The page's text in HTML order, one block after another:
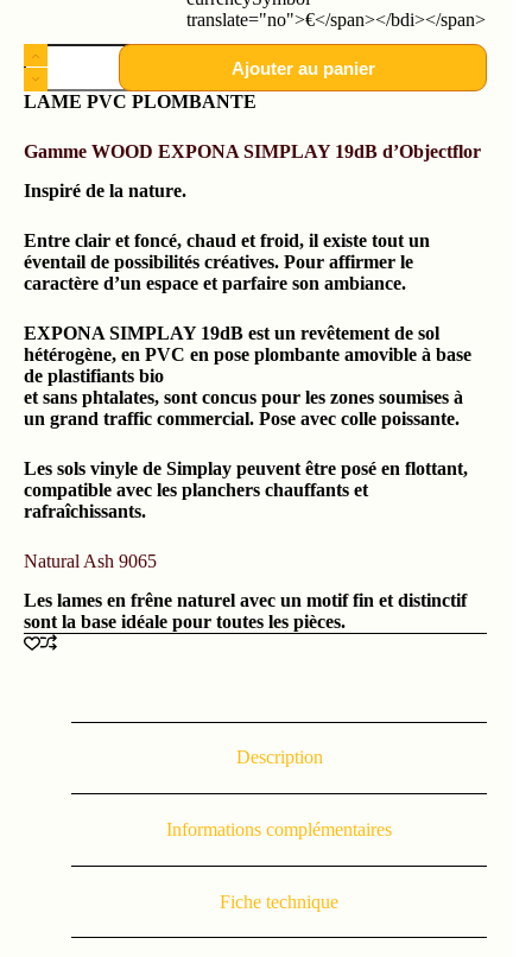
translate="no">€</span></bdi></span>
Ajouter au panier
LAME PVC PLOMBANTE
Gamme WOOD EXPONA SIMPLAY 19dB d’Objectflor
Inspiré de la nature.
Entre clair et foncé, chaud et froid, il existe tout un
éventail de possibilités créatives. Pour affirmer le
caractère d’un espace et parfaire son ambiance.
EXPONA SIMPLAY 19dB est un revêtement de sol
hétérogène, en PVC en pose plombante amovible à base
de plastifiants bio
et sans phtalates, sont concus pour les zones soumises à
un grand traffic commercial. Pose avec colle poissante.
Les sols vinyle de Simplay peuvent être posé en flottant,
compatible avec les planchers chauffants et
rafraîchissants.
Natural Ash 9065
Les lames en frêne naturel avec un motif fin et distinctif
sont la base idéale pour toutes les pièces.
Description
Informations complémentaires
Fiche technique